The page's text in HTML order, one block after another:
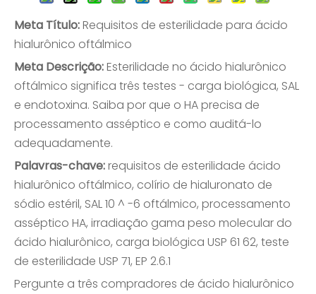
Meta Título:Requisitos de esterilidade para ácido
hialurônico oftálmico
Meta Descrição:Esterilidade no ácido hialurônico
oftálmico significa três testes - carga biológica, SAL
e endotoxina. Saiba por que o HA precisa de
processamento asséptico e como auditá-lo
adequadamente.
Palavras-chave:requisitos de esterilidade ácido
hialurônico oftálmico, colírio de hialuronato de
sódio estéril, SAL 10 ^ -6 oftálmico, processamento
asséptico HA, irradiação gama peso molecular do
ácido hialurônico, carga biológica USP 61 62, teste
de esterilidade USP 71, EP 2.6.1
Pergunte a três compradores de ácido hialurônico